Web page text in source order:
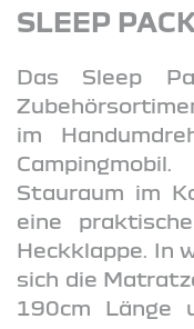
SLEEP
Das Sleep
im
Stauraum im
eine
Heckklappe. In
sich die
190cm Länge